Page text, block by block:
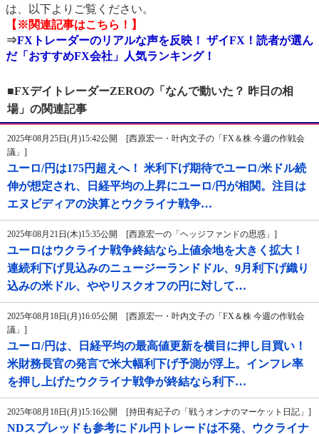
は、以下よりご覧ください。
【※関連記事はこちら！】
⇒FXトレーダーのリアルな声を反映！ ザイFX！読者が選ん
だ「おすすめFX会社」人気ランキング！
■FXデイトレーダーZEROの「なんで動いた？ 昨日の相
場」の関連記事
2025年08月25日(月)15:42公開 [西原宏一・叶内文子の「FX＆株 今週の作戦会
議」]
ユーロ/円は175円超えへ！ 米利下げ期待でユーロ/米ドル続
伸が想定され、日経平均の上昇にユーロ/円が相関。注目は
エヌビディアの決算とウクライナ戦争…
2025年08月21日(木)15:35公開 [西原宏一の「ヘッジファンドの思惑」]
ユーロはウクライナ戦争終結なら上値余地を大きく拡大！
連続利下げ見込みのニュージーランドドル、9月利下げ織り
込みの米ドル、ややリスクオフの円に対して…
2025年08月18日(月)16:05公開 [西原宏一・叶内文子の「FX＆株 今週の作戦会
議」]
ユーロ/円は、日経平均の最高値更新を横目に押し目買い！
米財務長官の発言で米大幅利下げ予測が浮上。インフレ率
を押し上げたウクライナ戦争が終結なら利下…
2025年08月18日(月)15:16公開 [持田有紀子の「戦うオンナのマーケット日記」]
NDスプレッドも参考にドル円トレードは不発、ウクライナ